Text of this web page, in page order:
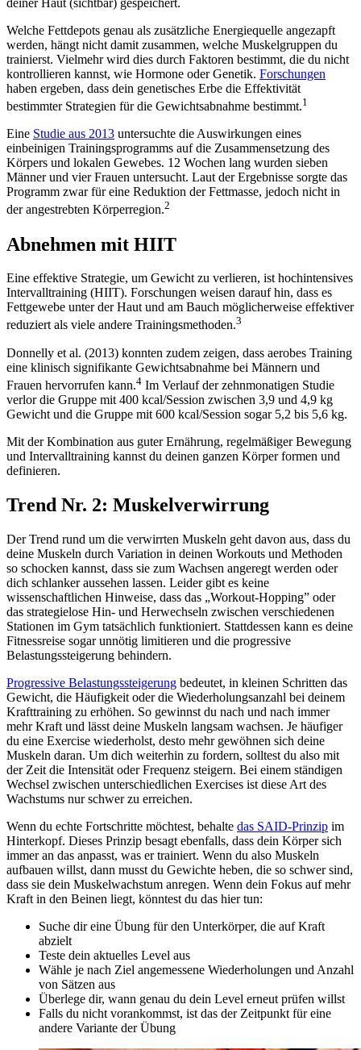
deiner Haut (sichtbar) gespeichert.
Welche Fettdepots genau als zusätzliche Energiequelle angezapft
werden, hängt nicht damit zusammen, welche Muskelgruppen du
trainierst. Vielmehr wird dies durch Faktoren bestimmt, die du nicht
kontrollieren kannst, wie Hormone oder Genetik. Forschungen
haben ergeben, dass dein genetisches Erbe die Effektivität
bestimmter Strategien für die Gewichtsabnahme bestimmt.1
Eine Studie aus 2013 untersuchte die Auswirkungen eines
einbeinigen Trainingsprogramms auf die Zusammensetzung des
Körpers und lokalen Gewebes. 12 Wochen lang wurden sieben
Männer und vier Frauen untersucht. Laut der Ergebnisse sorgte das
Programm zwar für eine Reduktion der Fettmasse, jedoch nicht in
der angestrebten Körperregion.2
Abnehmen mit HIIT
Eine effektive Strategie, um Gewicht zu verlieren, ist hochintensives
Intervalltraining (HIIT). Forschungen weisen darauf hin, dass es
Fettgewebe unter der Haut und am Bauch möglicherweise effektiver
reduziert als viele andere Trainingsmethoden.3
Donnelly et al. (2013) konnten zudem zeigen, dass aerobes Training
eine klinisch signifikante Gewichtsabnahme bei Männern und
Frauen hervorrufen kann.4 Im Verlauf der zehnmonatigen Studie
verlor die Gruppe mit 400 kcal/Session zwischen 3,9 und 4,9 kg
Gewicht und die Gruppe mit 600 kcal/Session sogar 5,2 bis 5,6 kg.
Mit der Kombination aus guter Ernährung, regelmäßiger Bewegung
und Intervalltraining kannst du deinen ganzen Körper formen und
definieren.
Trend Nr. 2: Muskelverwirrung
Der Trend rund um die verwirrten Muskeln geht davon aus, dass du
deine Muskeln durch Variation in deinen Workouts und Methoden
so schocken kannst, dass sie zum Wachsen angeregt werden oder
dich schlanker aussehen lassen. Leider gibt es keine
wissenschaftlichen Hinweise, dass das „Workout-Hopping” oder
das strategielose Hin- und Herwechseln zwischen verschiedenen
Stationen im Gym tatsächlich funktioniert. Stattdessen kann es deine
Fitnessreise sogar unnötig limitieren und die progressive
Belastungssteigerung behindern.
Progressive Belastungssteigerung bedeutet, in kleinen Schritten das
Gewicht, die Häufigkeit oder die Wiederholungsanzahl bei deinem
Krafttraining zu erhöhen. So gewinnst du nach und nach immer
mehr Kraft und lässt deine Muskeln langsam wachsen. Je häufiger
du eine Exercise wiederholst, desto mehr gewöhnen sich deine
Muskeln daran. Um dich weiterhin zu fordern, solltest du also mit
der Zeit die Intensität oder Frequenz steigern. Bei einem ständigen
Wechsel zwischen unterschiedlichen Exercises ist diese Art des
Wachstums nur schwer zu erreichen.
Wenn du echte Fortschritte möchtest, behalte das SAID-Prinzip im
Hinterkopf. Dieses Prinzip besagt ebenfalls, dass dein Körper sich
immer an das anpasst, was er trainiert. Wenn du also Muskeln
aufbauen willst, dann musst du Gewichte heben, die so schwer sind,
dass sie dein Muskelwachstum anregen. Wenn dein Fokus auf mehr
Kraft in den Beinen liegt, könntest du das hier tun:
Suche dir eine Übung für den Unterkörper, die auf Kraft
abzielt
Teste dein aktuelles Level aus
Wähle je nach Ziel angemessene Wiederholungen und Anzahl
von Sätzen aus
Überlege dir, wann genau du dein Level erneut prüfen willst
Falls du nicht vorankommst, ist das der Zeitpunkt für eine
andere Variante der Übung